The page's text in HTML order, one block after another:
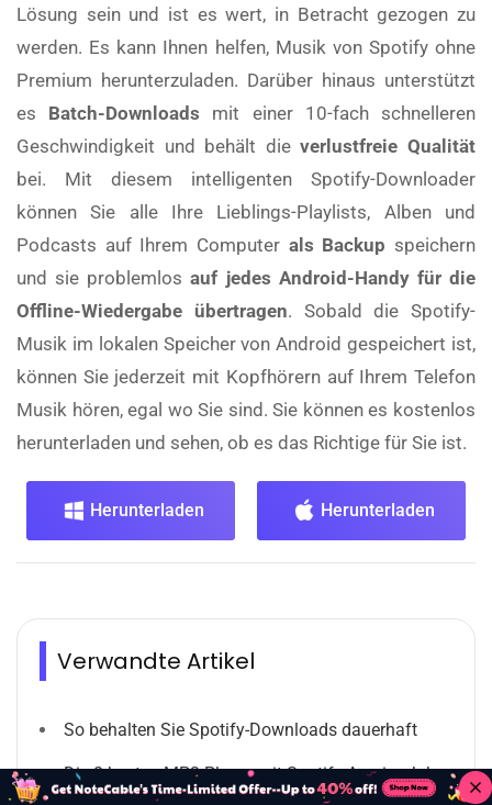
Lösung sein und ist es wert, in Betracht gezogen zu
werden. Es kann Ihnen helfen, Musik von Spotify ohne
Premium herunterzuladen. Darüber hinaus unterstützt
es Batch-Downloads mit einer 10-fach schnelleren
Geschwindigkeit und behält dieverlustfreie Qualität
bei. Mit diesem intelligenten Spotify-Downloader
können Sie alle Ihre Lieblings-Playlists, Alben und
Podcasts auf Ihrem Computer als Backup speichern
und sie problemlosauf jedes Android-Handy für die
Offline-Wiedergabe übertragen. Sobald die Spotify-
Musik im lokalen Speicher von Android gespeichert ist,
können Sie jederzeit mit Kopfhörern auf Ihrem Telefon
Musik hören, egal wo Sie sind. Sie können es kostenlos
herunterladen und sehen, ob es das Richtige für Sie ist.
Herunterladen Herunterladen
Verwandte Artikel
So behalten Sie Spotify-Downloads dauerhaft
Die 8 besten MP3-Player mit Spotify-App im Jahr